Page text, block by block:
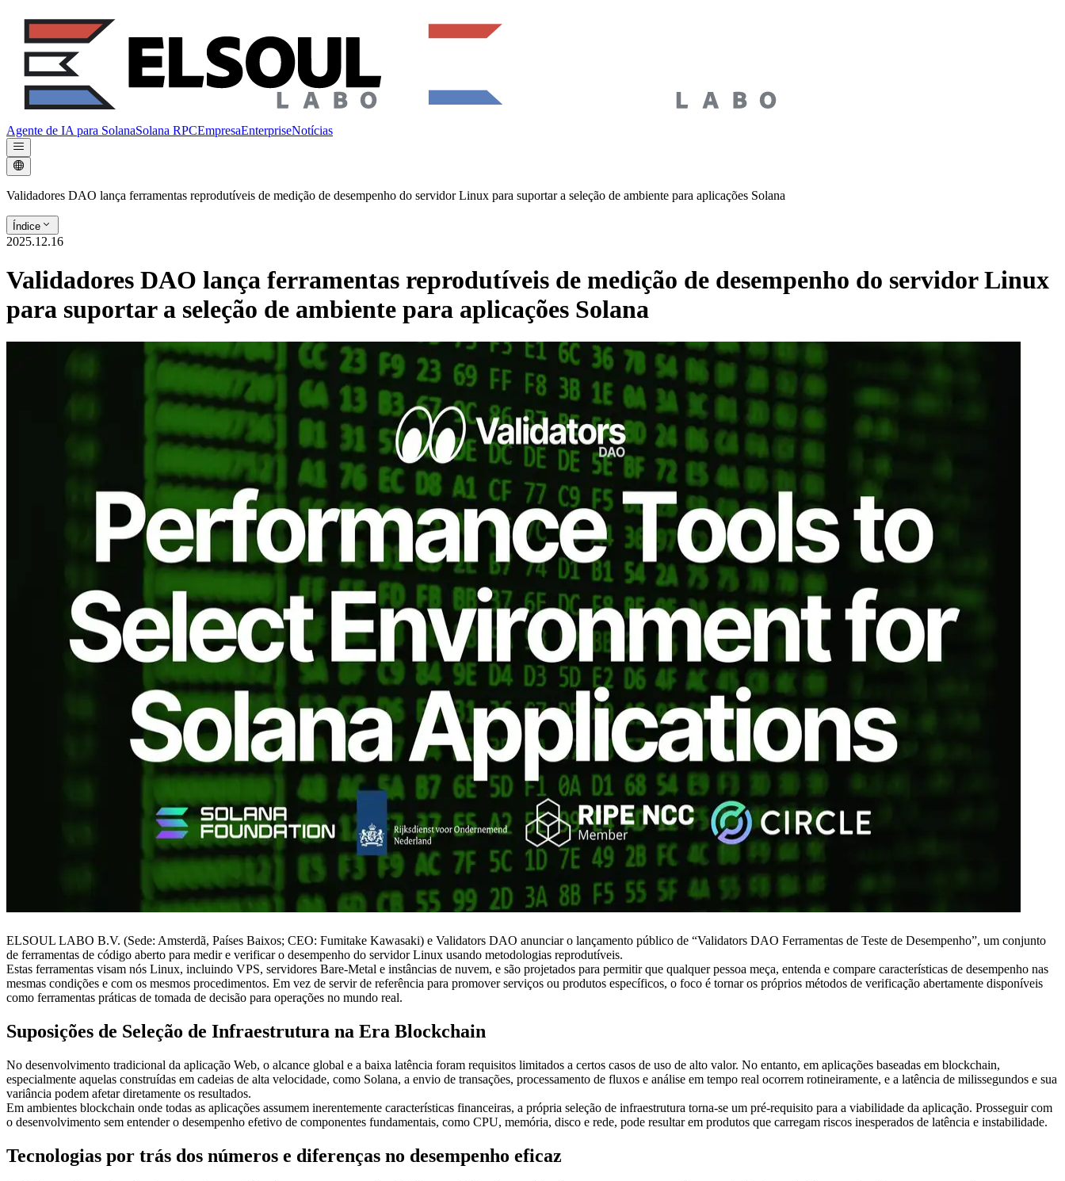
Agente de IA para SolanaSolana RPCEmpresaEnterpriseNotícias
Validadores DAO lança ferramentas reprodutíveis de medição de desempenho do servidor Linux para suportar a seleção de ambiente para aplicações Solana
Índice
2025.12.16
Validadores DAO lança ferramentas reprodutíveis de medição de desempenho do servidor Linux
para suportar a seleção de ambiente para aplicações Solana
ELSOUL LABO B.V. (Sede: Amsterdã, Países Baixos; CEO: Fumitake Kawasaki) e Validators DAO anunciar o lançamento público de “Validators DAO Ferramentas de Teste de Desempenho”, um conjunto
de ferramentas de código aberto para medir e verificar o desempenho do servidor Linux usando metodologias reprodutíveis.
Estas ferramentas visam nós Linux, incluindo VPS, servidores Bare-Metal e instâncias de nuvem, e são projetados para permitir que qualquer pessoa meça, entenda e compare características de desempenho nas
mesmas condições e com os mesmos procedimentos. Em vez de servir de referência para promover serviços ou produtos específicos, o foco é tornar os próprios métodos de verificação abertamente disponíveis
como ferramentas práticas de tomada de decisão para operações no mundo real.
Suposições de Seleção de Infraestrutura na Era Blockchain
No desenvolvimento tradicional da aplicação Web, o alcance global e a baixa latência foram requisitos limitados a certos casos de uso de alto valor. No entanto, em aplicações baseadas em blockchain,
especialmente aquelas construídas em cadeias de alta velocidade, como Solana, a envio de transações, processamento de fluxos e análise em tempo real ocorrem rotineiramente, e a latência de milissegundos e sua
variância podem afetar diretamente os resultados.
Em ambientes blockchain onde todas as aplicações assumem inerentemente características financeiras, a própria seleção de infraestrutura torna-se um pré-requisito para a viabilidade da aplicação. Prosseguir com
o desenvolvimento sem entender o desempenho efetivo de componentes fundamentais, como CPU, memória, disco e rede, pode resultar em produtos que carregam riscos inesperados de latência e instabilidade.
Tecnologias por trás dos números e diferenças no desempenho eficaz